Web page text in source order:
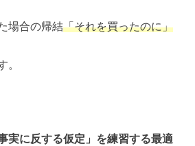
場合の帰結「それを買ったのに」
。
実に反する仮定」を練習する最適